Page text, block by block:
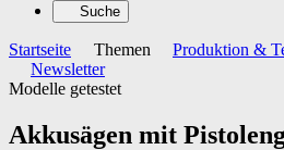
Suche
Startseite Themen
Produktion &
Newsletter
Modelle getestet
Akkusägen mit